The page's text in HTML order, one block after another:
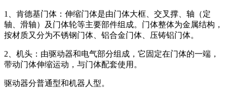
1、肯德基门体：伸缩门体是由门体大框、交叉撑、轴（定
轴、滑轴）及门体轮等主要部件组成。门体整体为金属结构，
按材质又分为不锈钢门体、铝合金门体、压铸铝门体。
2、机头：由驱动器和电气部分组成，它固定在门体的一端，
带动门体伸缩运动，与门体配套使用。
驱动器分普通型和机器人型。